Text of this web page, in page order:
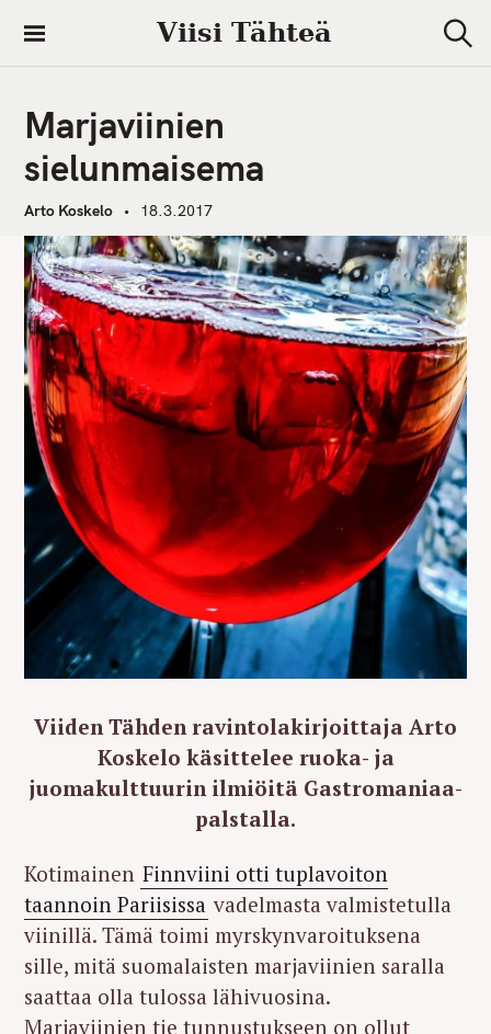
i
Viisi Tähteä
e
Marjaviinien
sielunmaisema
Arto Koskelo 18.3.2017
Viiden Tähden ravintolakirjoittaja Arto
Koskelo käsittelee ruoka- ja
juomakulttuurin ilmiöitä Gastromaniaa-
palstalla.
Kotimainen Finnviini otti tuplavoiton
taannoin Pariisissa vadelmasta valmistetulla
viinillä. Tämä toimi myrskynvaroituksena
sille, mitä suomalaisten marjaviinien saralla
saattaa olla tulossa lähivuosina.
Marjaviinien tie tunnustukseen on ollut